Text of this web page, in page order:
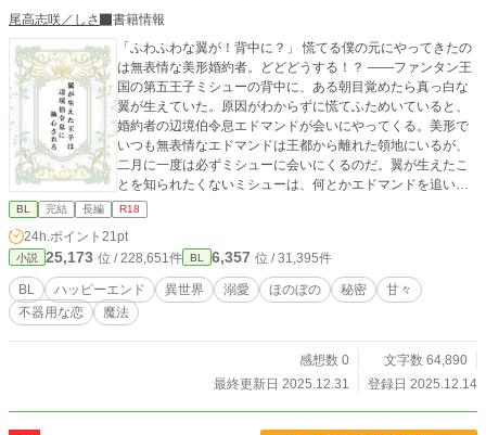
20.02.27 「世話の焼けるガキだ」を投稿します。 話書いたのわしですが、酷い
設定持たせてすまんなエルトくん。 20.02.28 「死んだなこりゃあ」を投稿しま
す。展開上、まだR18を書けないですが、書きてえ。やらしいことを！ 20.02.2
9 「性欲のまま暴れて犯るか」を投稿します。Ｒ１８回です。この二人はどうも
男よりの性格しているのでラブシーンの表現苦戦しますね・・・。 20.03.01
「お前と一緒に歩む」を投稿しました。第三章、良い最終回だった…としたいと
ころですが、もっとR18なお話を書く予定です。 後、第四章あたりで物語を終
結させようかと考えています。 20.03.05 職場がキツくて鬱になりました。しば
らくは執筆できないかもしれないです。またいつか再開できたらなと思っていま
す。
尾高志咲／しさ
書籍情報
「ふわふわな翼が！背中に？」 慌てる僕の元にやってきたの
は無表情な美形婚約者。どどどうする！？ ――ファンタン王
国の第五王子ミシューの背中に、ある朝目覚めたら真っ白な
翼が生えていた。原因がわからずに慌てふためいていると、
婚約者の辺境伯令息エドマンドが会いにやってくる。美形で
いつも無表情なエドマンドは王都から離れた領地にいるが、
二月に一度は必ずミシューに会いにくるのだ。翼が生えたこ
とを知られたくないミシューは、何とかエドマンドを追い返
そうとするのだが…。 ◇辺境伯令息×王子 ◇美形×美形 ◆Ｒ1
8回には※マークが副題に入ります。 ◆誰にも言えない秘密B
Lアンソロジー寄稿作品を改題・改稿しました。本編(寄稿分)
を加筆し続編と番外編を追加。ほのぼの溺愛ファンタジーで
す。 ◇表紙素材は、てんぱる様pixiv(ID:2513282)フリー素材
よりお借りしています。
BL 完結 長編 R18
24h.ポイント 21pt
小説 25,173 位 / 228,651件 BL 6,357 位 / 31,395件
BL ハッピーエンド 異世界 溺愛 ほのぼの 秘密
甘々
不器用な恋
魔法
感想数 0
文字数 64,890
最終更新日 2025.12.31
登録日 2025.12.14